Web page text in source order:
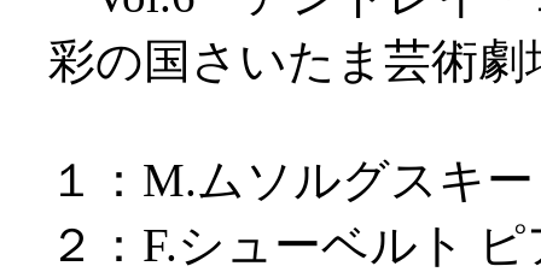
彩の国さいたま芸術劇
１：M.ムソルグスキ
２：F.シューベルト